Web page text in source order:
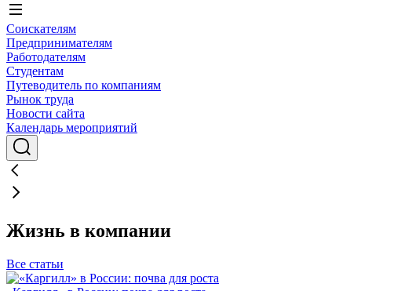
Соискателям
Предпринимателям
Работодателям
Студентам
Путеводитель по компаниям
Рынок труда
Новости сайта
Календарь мероприятий
Жизнь в компании
Все статьи